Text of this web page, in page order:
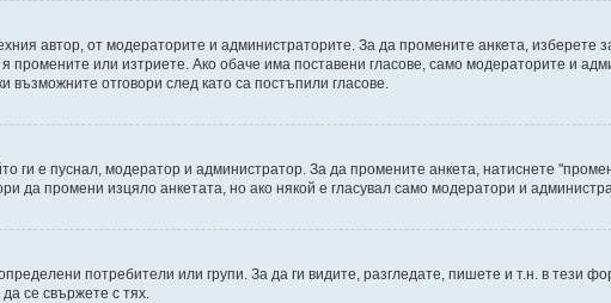
автор, от модераторите и администраторите. За да промените анкета, изберете
или изтриете. Ако обаче има поставени гласове, само модераторите и
отговори след като са постъпили гласове.
ги е пуснал, модератор и администратор. За да промените анкета, натиснете
да промени изцяло анкетата, но ако някой е гласувал само модератори и
потребители или групи. За да ги видите, разгледате, пишете и т.н. в тези
се свържете с тях.